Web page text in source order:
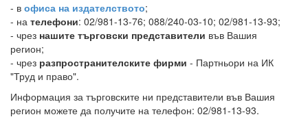
- в офиса на издателството;
- на телефони: 02/981-13-76; 088/240-03-10; 02/981-13-93;
- чрез нашите търговски представители във Вашия
регион;
- чрез разпространителските фирми - Партньори на ИК
"Труд и право".
Информация за търговските ни представители във Вашия
регион можете да получите на телефон: 02/981-13-93.